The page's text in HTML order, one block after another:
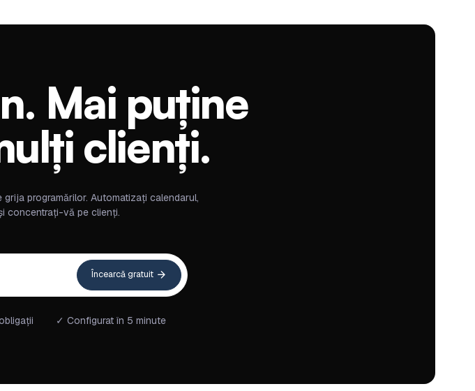
Mai puține
clienți.
programărilor. Automatizați calendarul,
concentrați-vă pe clienți.
Încearcă gratuit
✓ Configurat în 5 minute